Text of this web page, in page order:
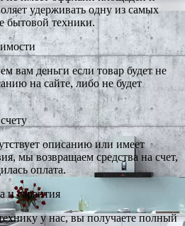
удерживать одну из самых
бытовой техники.
вам деньги если товар будет не
на сайте, либо не будет
описанию или имеет
мы возвращаем средства на счет,
оплата.
и гарантия
у нас, вы получаете полный